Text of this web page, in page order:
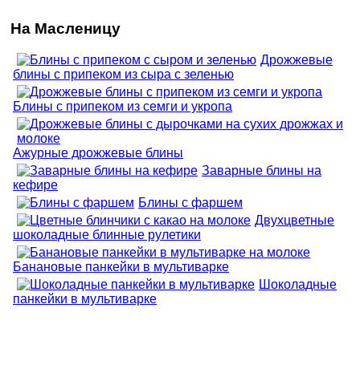
На Масленицу
Дрожжевые
блины с припеком из сыра с зеленью
Блины с припеком из семги и укропа
Ажурные дрожжевые блины
Заварные блины на
кефире
Блины с фаршем
Двухцветные
шоколадные блинные рулетики
Банановые панкейки в мультиварке
Шоколадные
панкейки в мультиварке